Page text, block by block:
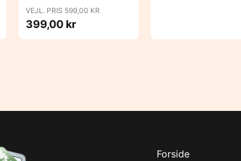
VEJL. PRIS 599,00 KR
399,00 kr
Forside